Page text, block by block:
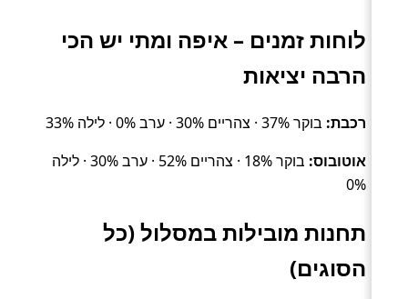
לוחות זמנים – איפה ומתי יש הכי
הרבה יציאות
רכבת: בוקר 37% · צהריים 30% · ערב 0% · לילה 33%
אוטובוס:
בוקר 18% · צהריים 52% · ערב 30% · לילה
0%
תחנות מובילות במסלול (כל
הסוגים)